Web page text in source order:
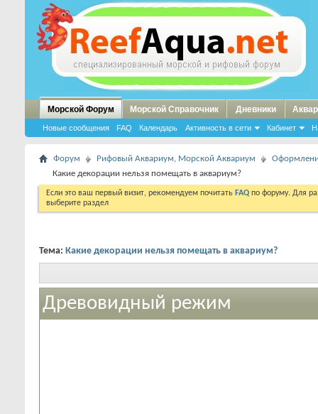
Морской Форум
Новые сообщения FAQ Календарь Активность в сети Кабинет
Морской Справочник Дневники
Форум Рифовый Аквариум, Морской Аквариум
Какие декорации нельзя помещать в аквариум?
Если это ваш первый визит, рекомендуем почитать FAQ по форуму. Для
выберите раздел
Тема: Какие декорации нельзя помещать в аквариум?
Древовидный режим